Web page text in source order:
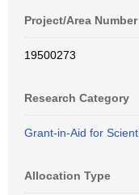
Project/Area Number
19500273
Research Category
Grant-in-Aid for
Allocation Type